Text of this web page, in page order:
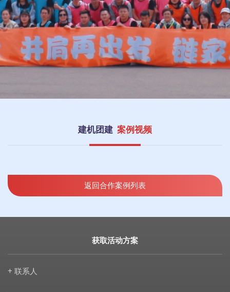
建机团建 案例视频
返回合作案例列表
获取活动方案
+ 联系人